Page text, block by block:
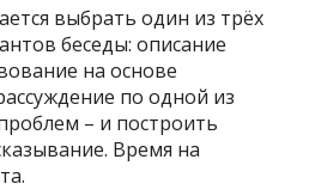
выбрать один из трёх
беседы: описание
на основе
по одной из
– и построить
Время на